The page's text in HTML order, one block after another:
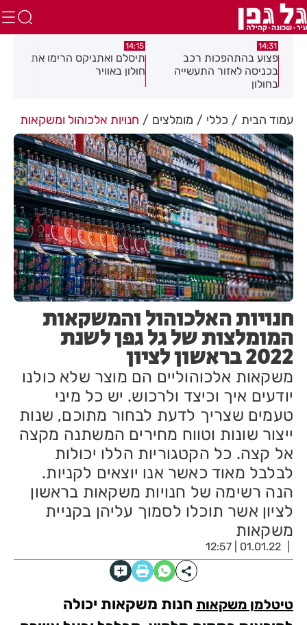
14:15
תיסלם ואתניקס הרימו את
חולון באוויר
13:05
פצוע בתאונת אופנוע במרכז
חולון
עמוד הבית כללי מומלצים חנויות אלכוהול ומשקאות
חנויות האלכוהול והמשקאות
המומלצות של גל גפן לשנת
2022 בראשון לציון
משקאות אלכוהוליים הם מוצר שלא כולנו
יודעים איך וכיצד ולרכוש. יש כל מיני
טעמים שצריך לדעת לבחור מתוכם, שנות
ייצור שונות וטווח מחירים המשתנה מקצה
אל קצה. כל הקטגוריות הללו יכולות
לבלבל מאוד כאשר אנו יוצאים לקניות.
הנה רשימה של חנויות משקאות בראשון
לציון אשר תוכלו לסמוך עליהן בקניית
משקאות
01.01.22 | 12:57
טיטלמן משקאות חנות משקאות יכולה